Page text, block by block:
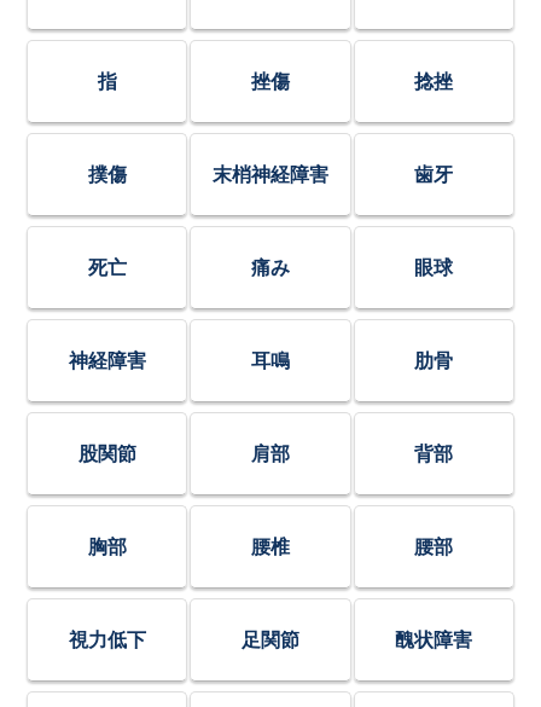
指 挫傷 捻挫
撲傷 末梢神経障害 歯牙
死亡 痛み 眼球
神経障害 耳鳴 肋骨
股関節 肩部 背部
胸部 腰椎 腰部
視力低下 足関節 醜状障害